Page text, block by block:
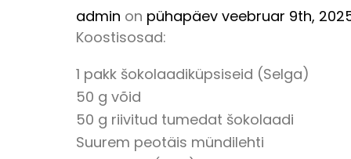
admin on pühapäev veebruar 9th,
Koostisosad:
1 pakk šokolaadiküpsiseid (Selga)
50 g võid
50 g riivitud tumedat šokolaadi
Suurem peotäis mündilehti